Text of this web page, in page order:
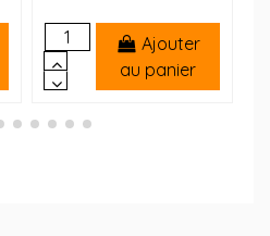
Ajouter
au panier